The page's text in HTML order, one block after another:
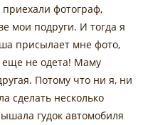
фотограф,
мои подруги. И тогда я
присылает мне фото,
еще не одета! Маму
Потому что ни я, ни
сделать несколько
гудок автомобиля